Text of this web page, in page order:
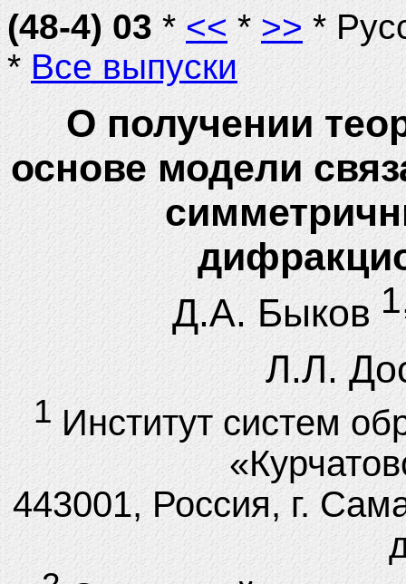
(48-4) 03*<< * >>*
*Все выпуски
О получении
основе модели
Д.А. Быков
Л.Л.
1Институт систем
443001, Россия, г.